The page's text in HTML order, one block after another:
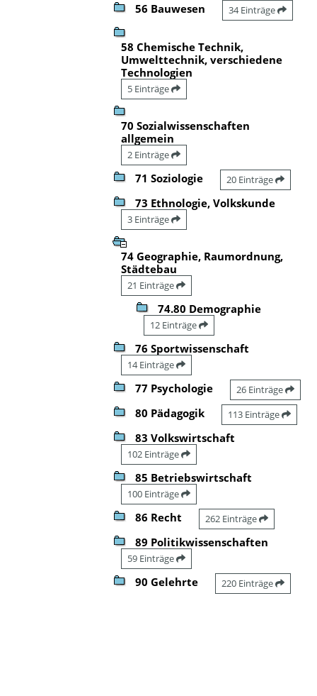
56 Bauwesen 34 Einträge
58 Chemische Technik,
Umwelttechnik, verschiedene
Technologien
5 Einträge
70 Sozialwissenschaften
allgemein
2 Einträge
71 Soziologie 20 Einträge
73 Ethnologie, Volkskunde
3 Einträge
74 Geographie, Raumordnung,
Städtebau
21 Einträge
74.80 Demographie
12 Einträge
76 Sportwissenschaft
14 Einträge
77 Psychologie 26 Einträge
80 Pädagogik 113 Einträge
83 Volkswirtschaft
102 Einträge
85 Betriebswirtschaft
100 Einträge
86 Recht 262 Einträge
89 Politikwissenschaften
59 Einträge
90 Gelehrte 220 Einträge